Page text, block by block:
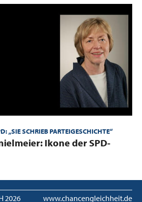
„SIE SCHRIEB PARTEIGESCHICHTE“
Ikone der SPD-
2026 www.chancengleichheit.de